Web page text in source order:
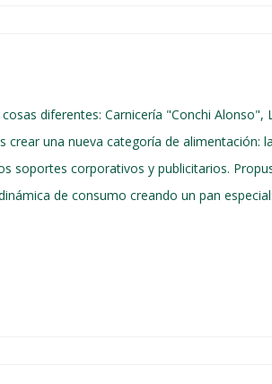
diferentes: Carnicería "Conchi Alonso",
una nueva categoría de alimentación:
soportes corporativos y publicitarios.
de consumo creando un pan